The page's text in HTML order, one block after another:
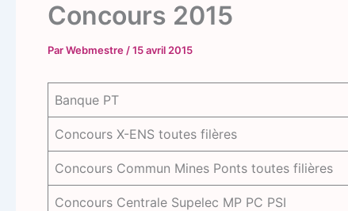
Concours 2015
ParWebmestre /15 avril 2015
Banque PT
Concours X-ENS toutes filères
Concours Commun Mines Ponts toutes filières
Concours Centrale Supelec MP PC PSI